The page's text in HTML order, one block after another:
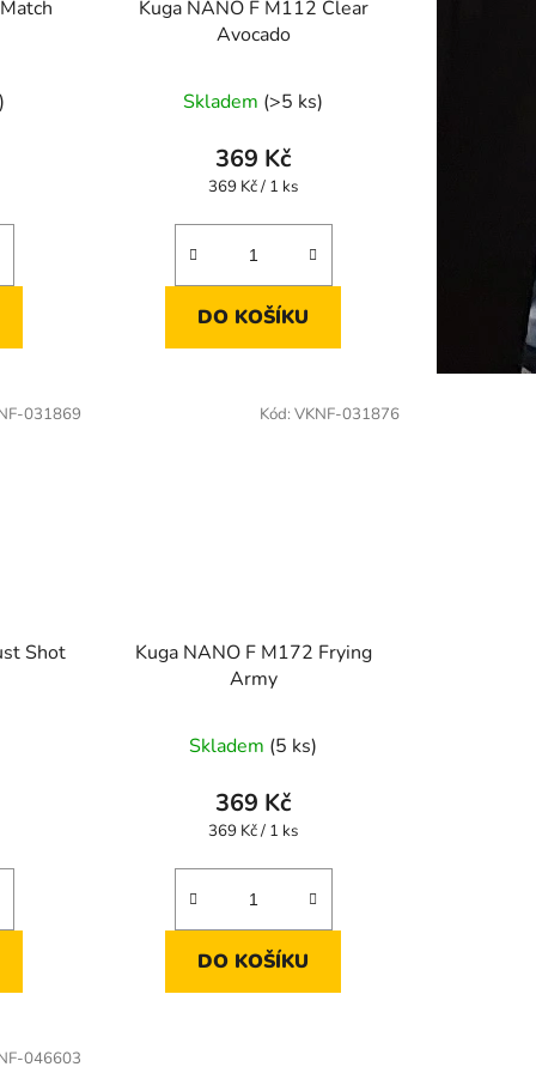
Kuga NANO F M112 Clear
Avocado
Skladem (>5 ks)
369 Kč
Měrná
369 Kč / 1 ks
DO KOŠÍKU
Shot
031869
Kuga NANO F M172 Frying
Army
Skladem (5 ks)
369 Kč
Měrná
369 Kč / 1 ks
DO KOŠÍKU
Kód: VKNF-031876
046603